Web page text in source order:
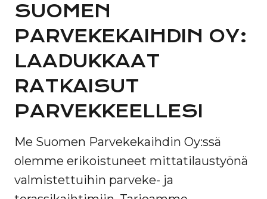
SUOMEN
PARVEKEKAIHDIN OY:
LAADUKKAAT
RATKAISUT
PARVEKKEELLESI
Me Suomen Parvekekaihdin Oy:ssä
olemme erikoistuneet mittatilaustyönä
valmistettuihin parveke- ja